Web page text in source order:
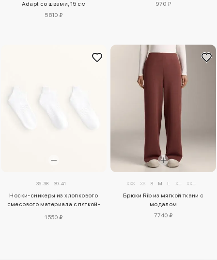
Adapt со швами, 15 см
5810 ₽
970 ₽
36-38 39-41
Носки-сникеры из хлопкового
смесового материала с пяткой-
1550 ₽
XXS XS S M L XL XXL
Брюки Rib из мягкой ткани с
модалом
7740 ₽